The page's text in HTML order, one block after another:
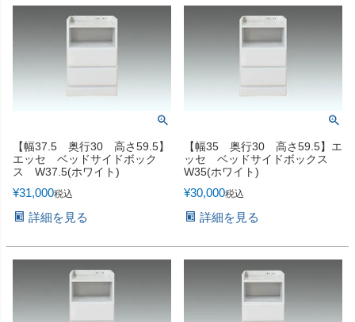
【幅37.5 奥行30 高さ59.5】
エッセ ベッドサイドボック
ス W37.5(ホワイト)
¥31,000税込
詳細を見る
【幅35 奥行30 高さ59.5】エ
ッセ ベッドサイドボックス
W35(ホワイト)
¥30,000税込
詳細を見る